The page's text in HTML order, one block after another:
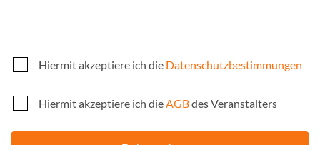
Hiermit akzeptiere ich die Datenschutzbestimmungen
Hiermit akzeptiere ich dieAGBdes Veranstalters